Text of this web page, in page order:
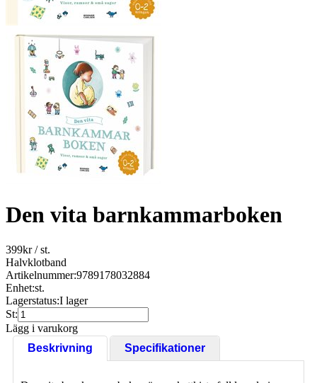
Den vita barnkammarboken
399kr/ st.
Halvklotband
Artikelnummer:9789178032884
Enhet:st.
Lagerstatus:I lager
St:
Lägg i varukorg
Beskrivning
Specifikationer